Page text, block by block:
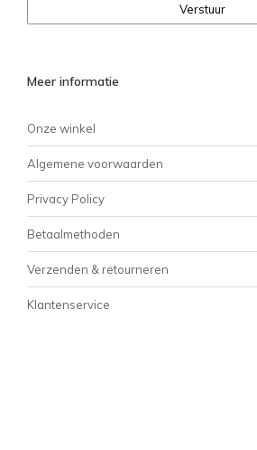
Verstuur
Meer informatie
Onze winkel
Algemene voorwaarden
Privacy Policy
Betaalmethoden
Verzenden & retourneren
Klantenservice